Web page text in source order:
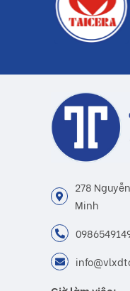
278
Minh